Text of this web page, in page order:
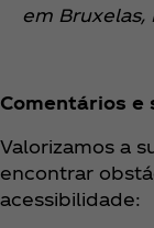
em Bruxelas,
Comentários e
Valorizamos a
encontrar
acessibilidade: